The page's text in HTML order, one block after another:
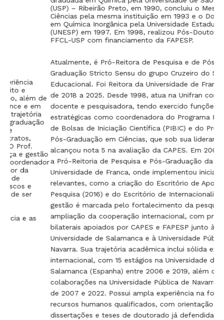
Graduada em Química pela Universidade de São Paulo
(USP) – Ribeirão Preto, em 1990, concluiu o Mestrado em
Ciências pela mesma instituição em 1993 e o Doutorado
em Química Inorgânica pela Universidade Estadual Paulista
(UNESP) em 1997. Em 1998, realizou Pós-Doutorado na
FFCL-USP com financiamento da FAPESP.
Atualmente, é Pró-Reitora de Pesquisa e de Pós-
Graduação Stricto Sensu do grupo Cruzeiro do Sul
Educacional. Foi Reitora da Universidade de Franca (Unifran)
de 2018 a 2025. Desde 1998, atua na Unifran como
docente e pesquisadora, tendo exercido funções
estratégicas como coordenadora do Programa Institucional
de Bolsas de Iniciação Científica (PIBIC) e do Programa de
Pós-Graduação em Ciências, que sob sua liderança
alcançou nota 5 na avaliação da CAPES. Em 2009, assumiu
a Pró-Reitoria de Pesquisa e Pós-Graduação da
Universidade de Franca, onde implementou iniciativas
relevantes, como a criação do Escritório de Apoio à
Pesquisa (2016) e do Escritório de Internacionalização. Sua
gestão é marcada pelo fortalecimento da pesquisa e pela
ampliação da cooperação internacional, com projetos
bilaterais apoiados por CAPES e FAPESP junto à
Universidade de Salamanca e à Universidade Pública de
Navarra. Sua trajetória acadêmica inclui sólida experiência
internacional, com 15 estágios na Universidade de
Salamanca (Espanha) entre 2006 e 2019, além de
colaborações na Universidade Pública de Navarra nos anos
de 2007 e 2022. Possui ampla experiência na formação de
recursos humanos qualificados, com orientação de
dissertações e teses de doutorado já defendidas. É